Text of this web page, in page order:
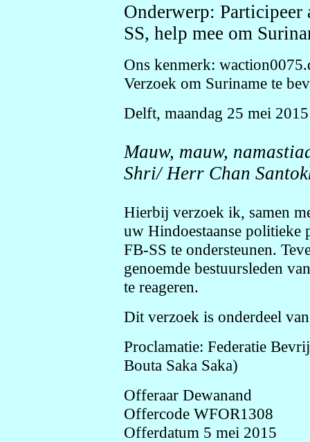
Onderwerp:
SS, help mee om
Ons kenmerk:
Verzoek om Suriname te
Delft, maandag 25 mei 2015
Mauw, mauw,
Shri/ Herr Chan
Hierbij verzoek ik, samen
uw Hindoestaanse politieke
FB-SS te ondersteunen.
genoemde bestuursleden
te reageren.
Dit verzoek is onderdeel
Proclamatie: Federatie
Bouta Saka Saka)
Offeraar Dewanand
Offercode WFOR1308
Offerdatum 5 mei 2015